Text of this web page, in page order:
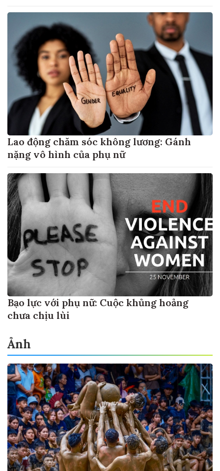
Lao động chăm sóc không lương: Gánh
nặng vô hình của phụ nữ
Bạo lực với phụ nữ: Cuộc khủng hoảng
chưa chịu lùi
Ảnh